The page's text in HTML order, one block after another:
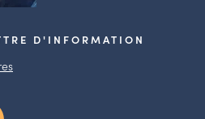
D'INFORMATION